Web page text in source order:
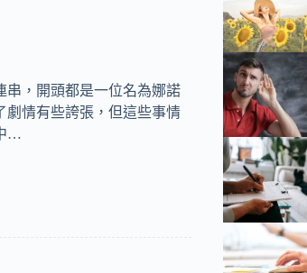
串，開頭都是一位名為娜諾
劇情有些誇張，但這些事情
…